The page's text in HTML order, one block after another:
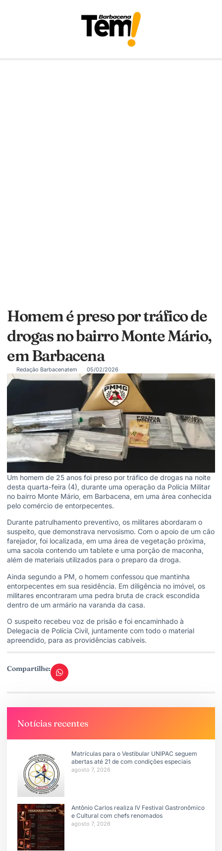
Homem é preso por tráfico de
drogas no bairro Monte Mário,
em Barbacena
Redação Barbacenatem 05/02/2026
Um homem de 25 anos foi preso por tráfico de drogas na noite
desta quarta-feira (4), durante uma operação da Polícia Militar
no bairro Monte Mário, em Barbacena, em uma área conhecida
pelo comércio de entorpecentes.
Durante patrulhamento preventivo, os militares abordaram o
suspeito, que demonstrava nervosismo. Com o apoio de um cão
farejador, foi localizada, em uma área de vegetação próxima,
uma sacola contendo um tablete e uma porção de maconha,
além de materiais utilizados para o preparo da droga.
Ainda segundo a PM, o homem confessou que mantinha
entorpecentes em sua residência. Em diligência no imóvel, os
militares encontraram uma pedra bruta de crack escondida
dentro de um armário na varanda da casa.
O suspeito recebeu voz de prisão e foi encaminhado à
Delegacia de Polícia Civil, juntamente com todo o material
apreendido, para as providências cabíveis.
Compartilhe:
Notícias recentes
Matrículas para o Vestibular UNIPAC seguem
abertas até 21 de com condições especiais
agosto 7, 2026
Antônio Carlos realiza IV Festival Gastronômico
e Cultural com chefs renomados
agosto 7, 2026